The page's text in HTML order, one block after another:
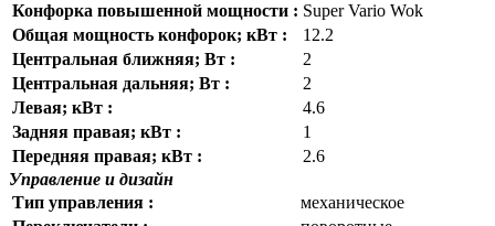
Конфорка повышенной мощности : Super Vario Wok
Общая мощность конфорок; кВт :
12.2
Центральная ближняя; Вт :
2
Центральная дальняя; Вт :
2
Левая; кВт :
4.6
Задняя правая; кВт :
1
Передняя правая; кВт :
2.6
Управление и дизайн
Тип управления :
механическое